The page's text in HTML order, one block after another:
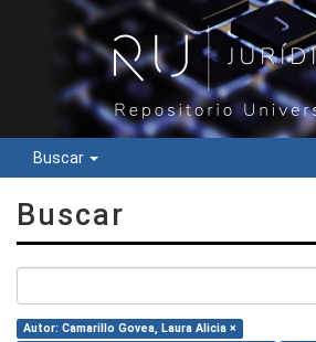
Buscar
Buscar
Autor: Camarillo Govea, Laura Alicia ×